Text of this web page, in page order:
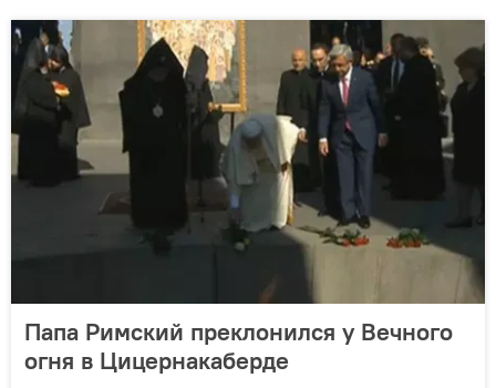
Папа Римский преклонился у Вечного
огня в Цицернакаберде